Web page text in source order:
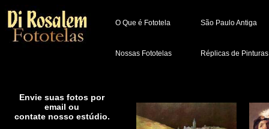
O Que é Fototela
Nossas Fototelas
São Paulo Antiga
Réplicas de Pinturas
Envie suas fotos por
email ou
contate nosso estúdio.